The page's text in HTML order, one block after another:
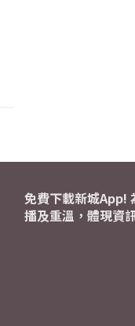
免費下載新城App!
播及重溫，體現資